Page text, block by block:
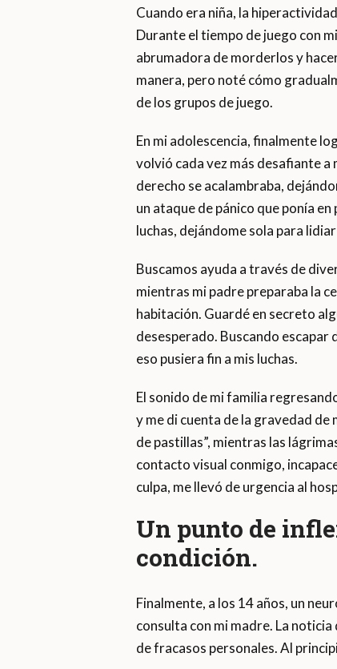
Cuando era niña, la
Durante el tiempo de juego con
abrumadora de morderlos y
manera, pero noté cómo
de los grupos de juego.
En mi adolescencia, finalmente
volvió cada vez más desafiante
derecho se acalambraba,
un ataque de pánico que ponía
luchas, dejándome sola para
Buscamos ayuda a través de
mientras mi padre preparaba la
habitación. Guardé en secreto
desesperado. Buscando
eso pusiera fin a mis luchas.
El sonido de mi familia
y me di cuenta de la gravedad de
de pastillas”, mientras las
contacto visual conmigo,
culpa, me llevó de urgencia al
Un punto de
condición.
Finalmente, a los 14 años, un
consulta con mi madre. La
de fracasos personales. Al